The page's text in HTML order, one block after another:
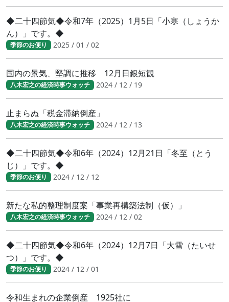
◆二十四節気◆令和7年（2025）1月5日「小寒（しょうか
ん）」です。◆
季節のお便り 2025 / 01 / 02
国内の景気、堅調に推移 12月日銀短観
八木宏之の経済時事ウォッチ 2024 / 12 / 19
止まらぬ「税金滞納倒産」
八木宏之の経済時事ウォッチ 2024 / 12 / 13
◆二十四節気◆令和6年（2024）12月21日「冬至（とう
じ）」です。◆
季節のお便り 2024 / 12 / 12
新たな私的整理制度案「事業再構築法制（仮）」
八木宏之の経済時事ウォッチ 2024 / 12 / 02
◆二十四節気◆令和6年（2024）12月7日「大雪（たいせ
つ）」です。◆
季節のお便り 2024 / 12 / 01
令和生まれの企業倒産 1925社に